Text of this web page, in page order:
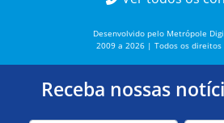
Desenvolvido pelo Metrópole
2009 a 2026 | Todos os direitos
Receba nossas